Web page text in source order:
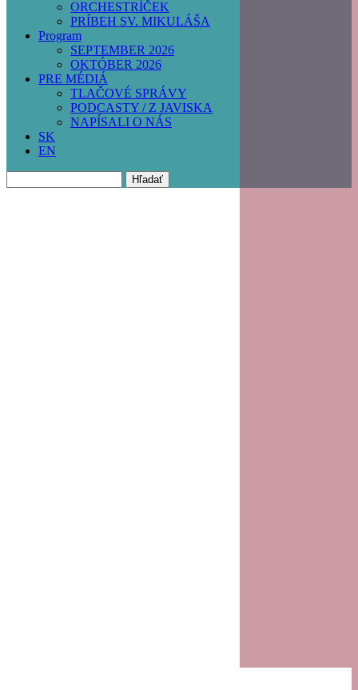
ORCHESTRÍČEK
PRÍBEH SV. MIKULÁŠA
Program
SEPTEMBER 2026
OKTÓBER 2026
PRE MÉDIÁ
TLAČOVÉ SPRÁVY
PODCASTY / Z JAVISKA
NAPÍSALI O NÁS
SK
EN